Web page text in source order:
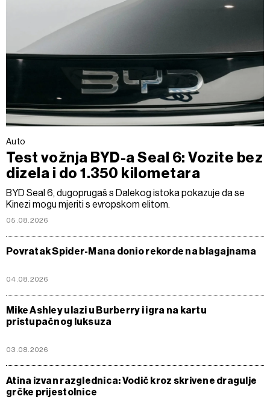
Auto
Test vožnja BYD-a Seal 6: Vozite bez
dizela i do 1.350 kilometara
BYD Seal 6, dugoprugaš s Dalekog istoka pokazuje da se
Kinezi mogu mjeriti s evropskom elitom.
05.08.2026
Povratak Spider-Mana donio rekorde na blagajnama
04.08.2026
Mike Ashley ulazi u Burberry i igra na kartu
pristupačnog luksuza
03.08.2026
Atina izvan razglednica: Vodič kroz skrivene dragulje
grčke prijestolnice